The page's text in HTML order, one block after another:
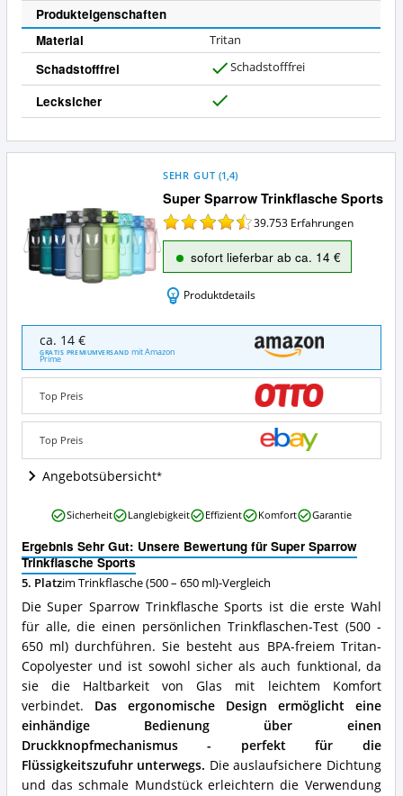
i
n
Produkteigenschaften
Material
Tritan
Schadstofffrei Schadstofffrei
Lecksicher
Super Sparrow Trinkflasche Sports
SEHR GUT (1,4)
39.753 Erfahrungen
sofort lieferbar ab ca. 14 €
Produktdetails
Sparrow
Trinkflasche
Sports
Angebote:
Wo
diese
Trinkflasche
(500
erhältlich?
ca. 14 €
GRATIS PREMIUMVERSAND mit Amazon
Prime
Top Preis
Top Preis
Angebotsübersicht
Ergebnis Sehr Gut: Unsere Bewertung für Super Sparrow
Trinkflasche Sports
5. Platzim Trinkflasche (500 – 650 ml)-Vergleich
Die Super Sparrow Trinkflasche Sports ist die erste Wahl
für alle, die einen persönlichen Trinkflaschen-Test (500 -
650 ml) durchführen. Sie besteht aus BPA-freiem Tritan-
Copolyester und ist sowohl sicher als auch funktional, da
sie die Haltbarkeit von Glas mit leichtem Komfort
verbindet. Das ergonomische Design ermöglicht eine
einhändige Bedienung über einen
Druckknopfmechanismus - perfekt für die
Flüssigkeitszufuhr unterwegs. Die auslaufsichere Dichtung
und das schmale Mundstück erleichtern die Verwendung
Super
Sparrow
Trinkflasche
Sports
Vorteile:
Was
spricht
für
diese
Trinkflasche
(500
–
650
ml)?
Sicherheit Langlebigkeit Effizient Komfort Garantie